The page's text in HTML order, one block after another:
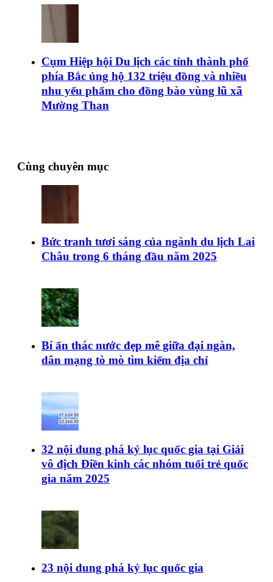
Cụm Hiệp hội Du lịch các tỉnh thành phố
phía Bắc ủng hộ 132 triệu đồng và nhiều
nhu yếu phẩm cho đồng bào vùng lũ xã
Mường Than
Cùng chuyên mục
Bức tranh tươi sáng của ngành du lịch Lai
Châu trong 6 tháng đầu năm 2025
Bí ẩn thác nước đẹp mê giữa đại ngàn,
dân mạng tò mò tìm kiếm địa chỉ
32 nội dung phá kỷ lục quốc gia tại Giải
vô địch Điền kinh các nhóm tuổi trẻ quốc
gia năm 2025
23 nội dung phá kỷ lục quốc gia